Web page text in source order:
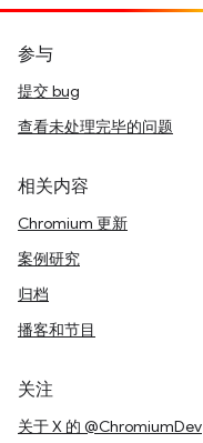
参与
提交 bug
查看未处理完毕的问题
相关内容
Chromium 更新
案例研究
归档
播客和节目
关注
关于 X 的 @ChromiumDev